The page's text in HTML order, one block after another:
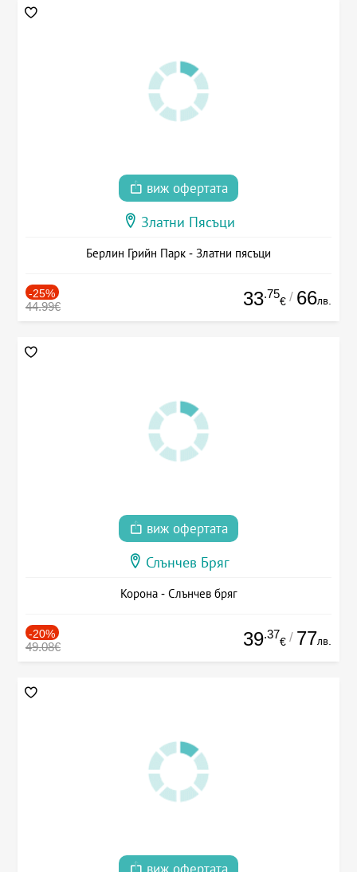
виж офертата
Златни Пясъци
Берлин Грийн Парк - Златни пясъци
-25%
44.99€ 33.75
€ / 66лв.
виж офертата
Слънчев Бряг
Корона - Слънчев бряг
-20%
49.08€ 39.37
€ / 77лв.
виж офертата